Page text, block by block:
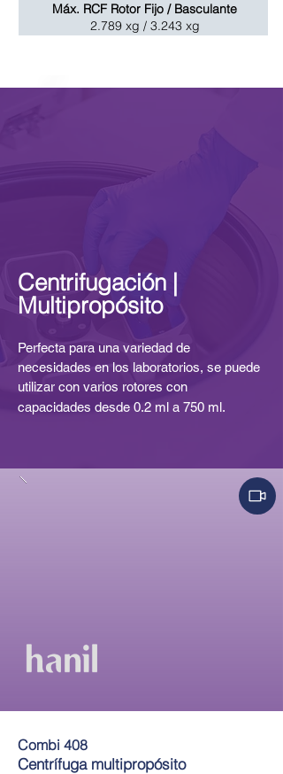
Centrifugación |
Multipropósito
Perfecta para una variedad de
necesidades en los laboratorios, se puede
utilizar con varios rotores con
capacidades desde 0.2 ml a 750 ml.
Máx. RCF Rotor Fijo / Basculante
2.789 xg / 3.243 xg
Combi 408
Centrífuga multipropósito